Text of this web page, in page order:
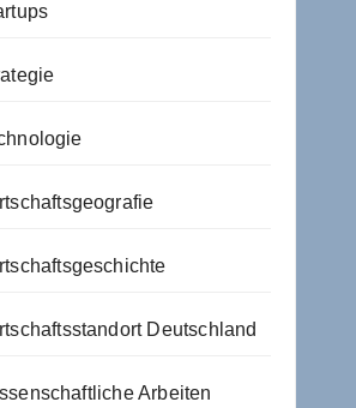
Deutschland
Arbeiten